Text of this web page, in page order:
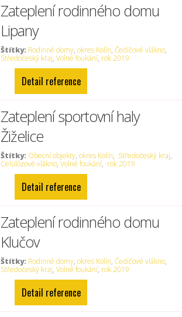
Zateplení rodinného domu
Lipany
Štítky: Rodinné domy,okres Kolín,Čedičové vlákno,
Středočeský kraj,Volné foukání, rok 2019
Detail reference
Zateplení sportovní haly
Žiželice
Štítky: Obecní objekty,okres Kolín, Středočeský kraj,
Celulózové vlákno,Volné foukání, rok 2019
Detail reference
Zateplení rodinného domu
Klučov
Štítky: Rodinné domy,okres Kolín,Čedičové vlákno,
Středočeský kraj,Volné foukání, rok 2019
Detail reference